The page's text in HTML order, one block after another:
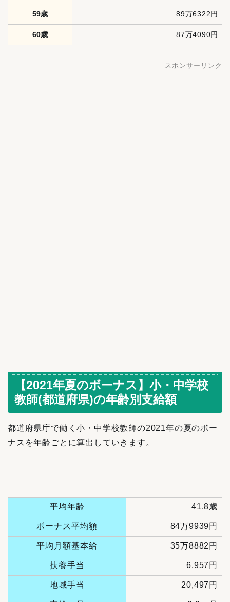
59歳 89万6322円
60歳 87万4090円
スポンサーリンク
【2021年夏のボーナス】小・中学校
教師(都道府県)の年齢別支給額
都道府県庁で働く小・中学校教師の2021年の夏のボー
ナスを年齢ごとに算出していきます。
平均年齢 41.8歳
ボーナス平均額 84万9939円
平均月額基本給 35万8882円
扶養手当 6,957円
地域手当 20,497円